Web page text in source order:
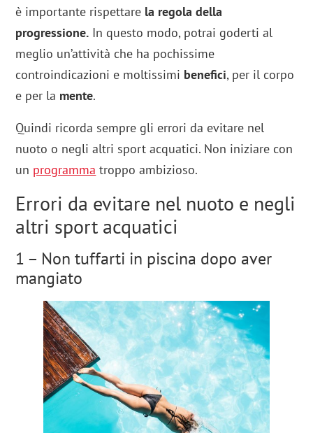
è importante rispettare la regola della
progressione. In questo modo, potrai goderti al
meglio un’attività che ha pochissime
controindicazioni e moltissimi benefici, per il corpo
e per la mente.
Quindi ricorda sempre gli errori da evitare nel
nuoto o negli altri sport acquatici. Non iniziare con
un programma troppo ambizioso.
Errori da evitare nel nuoto e negli
altri sport acquatici
1 – Non tuffarti in piscina dopo aver
mangiato